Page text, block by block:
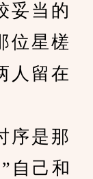
当的
位星槎
人留在
是那
自己和